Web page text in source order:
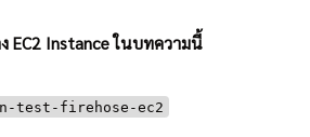
EC2 Instance ในบทความนี้
test-firehose-ec2